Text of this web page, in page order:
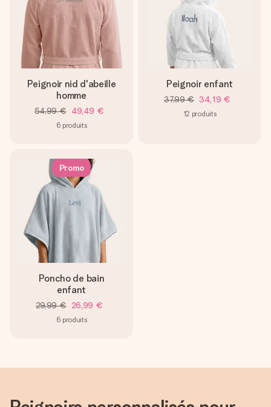
Peignoir nid d'abeille
homme
54,99 € 49,49 €
6 produits
Peignoir enfant
37,99 € 34,19 €
12 produits
Promo
Poncho de bain
enfant
29,99 € 26,99 €
6 produits